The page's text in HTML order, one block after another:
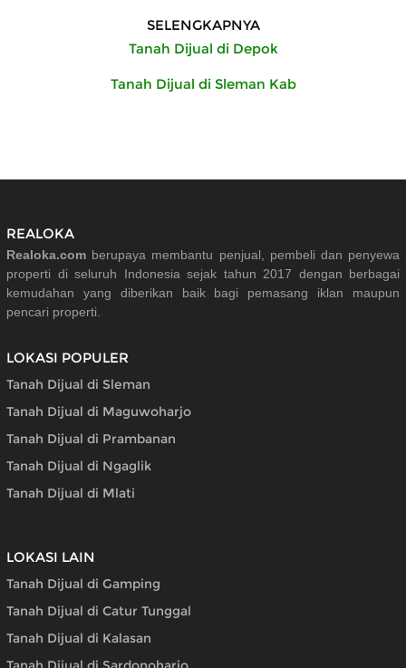
SELENGKAPNYA
Tanah Dijual di Depok
Tanah Dijual di Sleman Kab
REALOKA
Realoka.com berupaya membantu penjual, pembeli dan penyewa
properti di seluruh Indonesia sejak tahun 2017 dengan berbagai
kemudahan yang diberikan baik bagi pemasang iklan maupun
pencari properti.
LOKASI POPULER
Tanah Dijual di Sleman
Tanah Dijual di Maguwoharjo
Tanah Dijual di Prambanan
Tanah Dijual di Ngaglik
Tanah Dijual di Mlati
LOKASI LAIN
Tanah Dijual di Gamping
Tanah Dijual di Catur Tunggal
Tanah Dijual di Kalasan